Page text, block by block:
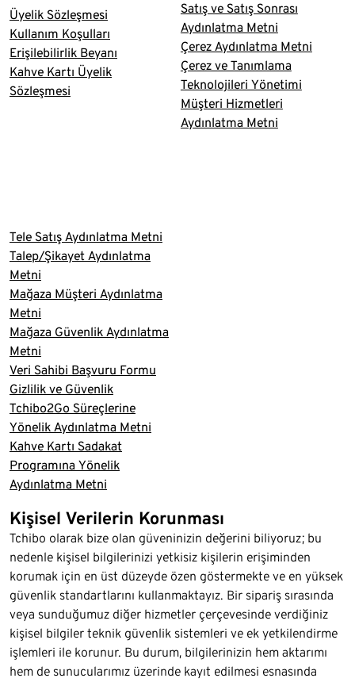
Üyelik Sözleşmesi
Kullanım Koşulları
Erişilebilirlik Beyanı
Kahve Kartı Üyelik
Sözleşmesi
Satış ve Satış Sonrası
Aydınlatma Metni
Çerez Aydınlatma Metni
Çerez ve Tanımlama
Teknolojileri Yönetimi
Müşteri Hizmetleri
Aydınlatma Metni
Tele Satış Aydınlatma Metni
Talep/Şikayet Aydınlatma
Metni
Mağaza Müşteri Aydınlatma
Metni
Mağaza Güvenlik Aydınlatma
Metni
Veri Sahibi Başvuru Formu
Gizlilik ve Güvenlik
Tchibo2Go Süreçlerine
Yönelik Aydınlatma Metni
Kahve Kartı Sadakat
Programına Yönelik
Aydınlatma Metni
Kişisel Verilerin Korunması
Tchibo olarak bize olan güveninizin değerini biliyoruz; bu
nedenle kişisel bilgilerinizi yetkisiz kişilerin erişiminden
korumak için en üst düzeyde özen göstermekte ve en yüksek
güvenlik standartlarını kullanmaktayız. Bir sipariş sırasında
veya sunduğumuz diğer hizmetler çerçevesinde verdiğiniz
kişisel bilgiler teknik güvenlik sistemleri ve ek yetkilendirme
işlemleri ile korunur. Bu durum, bilgilerinizin hem aktarımı
hem de sunucularımız üzerinde kayıt edilmesi esnasında